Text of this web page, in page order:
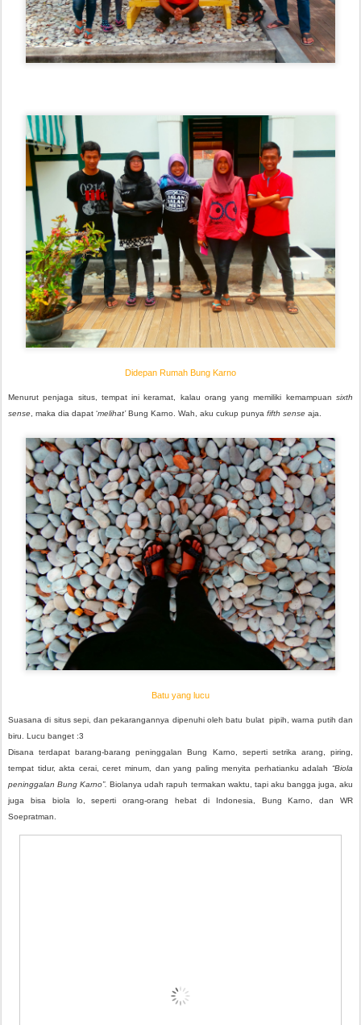
Didepan Rumah Bung Karno
Menurut penjaga situs, tempat ini keramat, kalau orang yang memiliki kemampuan sixth
sense , maka dia dapat ‘melihat’Bung Karno. Wah, aku cukup punya fifth sense aja.
Batu yang lucu
Suasana di situs sepi, dan pekarangannya dipenuhi oleh batu bulat pipih, warna putih dan
biru. Lucu banget :3
Disana terdapat barang-barang peninggalan Bung Karno, seperti setrika arang, piring,
tempat tidur, akta cerai, ceret minum, dan yang paling menyita perhatianku adalah “Biola
peninggalan Bung Karno”. Biolanya udah rapuh termakan waktu, tapi aku bangga juga, aku
juga bisa biola lo, seperti orang-orang hebat di Indonesia, Bung Karno, dan WR
Soepratman.